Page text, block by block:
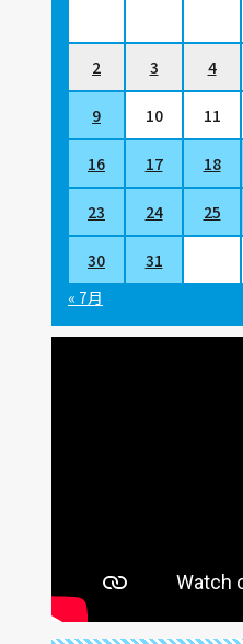
2 3 4
9 10 11
16 17 18
23 24 25
30
31
« 7月